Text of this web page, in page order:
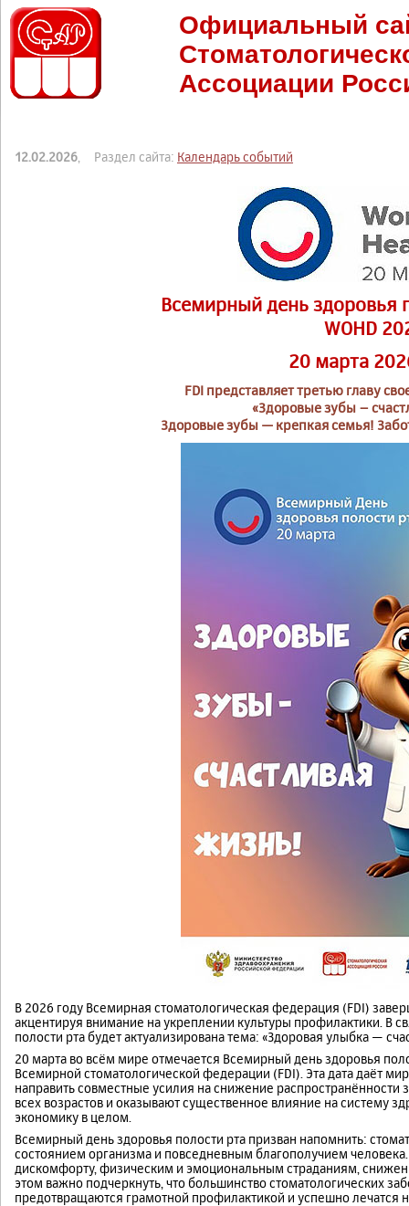
Официальный
Ассоциации
12.02.2026 , Раздел сайта: Календарь событий
Всемирный день здоровья
WOHD
20 марта
FDI представляет третью главу
«Здоровые зубы –
Здоровые зубы — крепкая семья!
В 2026 году Всемирная стоматологическая федерация (FDI)
акцентируя внимание на укреплении культуры профилактики.
полости рта будет актуализирована тема: «Здоровая улыбка —
20 марта во всём мире отмечается Всемирный день здоровья
Всемирной стоматологической федерации (FDI). Эта дата даёт
направить совместные усилия на снижение распространённости
всех возрастов и оказывают существенное влияние на систему
экономику в целом.
Всемирный день здоровья полости рта призван напомнить:
состоянием организма и повседневным благополучием
дискомфорту, физическим и эмоциональным страданиям,
этом важно подчеркнуть, что большинство стоматологических
предотвращаются грамотной профилактикой и успешно лечатся